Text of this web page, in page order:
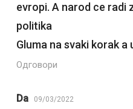
evropi. A narod ce radi
politika
Gluma na svaki korak
Одговори
Da 09/03/2022